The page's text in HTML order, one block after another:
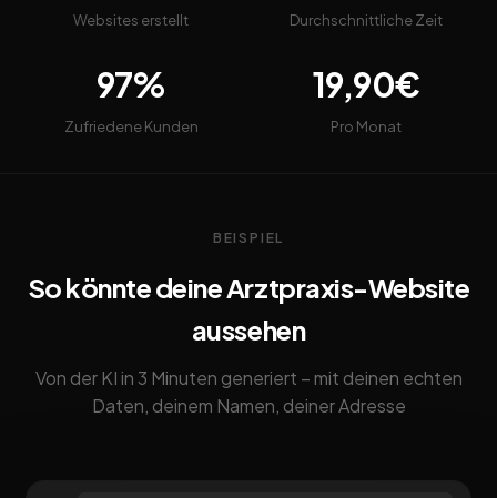
Websites erstellt Durchschnittliche Zeit
97%
Zufriedene Kunden
19,90€
Pro Monat
BEISPIEL
So könnte deine Arztpraxis-Website
aussehen
Von der KI in 3 Minuten generiert – mit deinen echten
Daten, deinem Namen, deiner Adresse